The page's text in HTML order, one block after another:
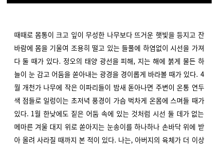
때때로 몸통이 크고 잎이 무성한 나무보다 뜨거운 햇빛을 등지고 잔
바람에 몸을 기울여 조용히 떨고 있는 들풀에 하염없이 시선을 가져
다 둘 때가 있다. 정오의 태양 광선을 피해, 지는 해에 붉게 물든 하
늘이 눈 감고 어둠을 쏟아내는 광경을 경이롭게 바라볼 때가 있다. 4
월 개천가 나무에 작은 이파리들이 밤새 돋아나면 주변이 온통 연두
색 점들로 일렁이는 초저녁 풍경이 가슴 벅차게 온몸에 스며들 때가
있다. 1월 한낮에도 짙은 어둠 속에 있는 것처럼 시선 둘 데가 없는
메마른 겨울 대지 위로 쏟아지는 눈송이를 하나하나 손바닥 위에 받
아 올려 사라질 때까지 본 적이 있다. 나는, 아버지의 육체가 더 이상